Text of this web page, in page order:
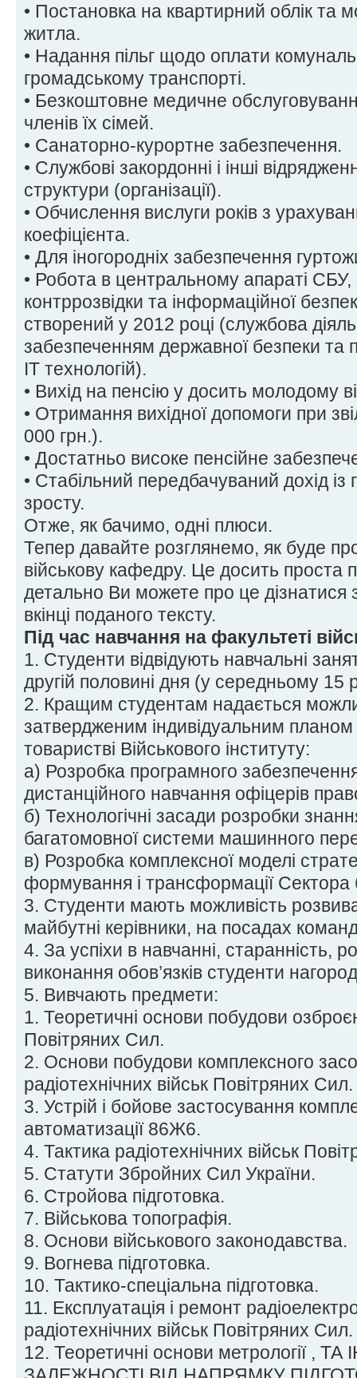
• Постановка на квартирний облік та
житла.
• Надання пільг щодо оплати
громадському транспорті.
• Безкоштовне медичне
членів їх сімей.
• Санаторно-курортне забезпечення.
• Службові закордонні і інші
структури (організації).
• Обчислення вислуги років з
коефіцієнта.
• Для іногородніх забезпечення
• Робота в центральному апараті
контррозвідки та інформаційної
створений у 2012 році (службова
забезпеченням державної безпеки та
ІТ технологій).
• Вихід на пенсію у досить молодому
• Отримання вихідної допомоги при
000 грн.).
• Достатньо високе пенсійне
• Стабільний передбачуваний дохід
зросту.
Отже, як бачимо, одні плюси.
Тепер давайте розглянемо, як буде
військову кафедру. Це досить проста
детально Ви можете про це дізнатися
вкінці поданого тексту.
Під час навчання на факультеті
1. Студенти відвідують навчальні
другій половині дня (у середньому 15
2. Кращим студентам надається
затвердженим індивідуальним планом
товаристві Військового інституту:
а) Розробка програмного
дистанційного навчання офіцерів
б) Технологічні засади розробки
багатомовної системи машинного
в) Розробка комплексної моделі
формування і трансформації Сектора
3. Студенти мають можливість
майбутні керівники, на посадах
4. За успіхи в навчанні, старанність,
виконання обов’язків студенти
5. Вивчають предмети:
1. Теоретичні основи побудови
Повітряних Сил.
2. Основи побудови комплексного
радіотехнічних військ Повітряних Сил.
3. Устрій і бойове застосування
автоматизації 86Ж6.
4. Тактика радіотехнічних військ
5. Статути Збройних Сил України.
6. Стройова підготовка.
7. Військова топографія.
8. Основи військового законодавства.
9. Вогнева підготовка.
10. Тактико-спеціальна підготовка.
11. Експлуатація і ремонт
радіотехнічних військ Повітряних Сил.
12. Теоретичні основи метрології , ТА